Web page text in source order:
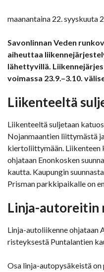
maanantaina 22. syyskuuta
Savonlinnan Veden
aiheuttaa
lähettyvillä.
voimassa 23.9.–3.10.
Liikenteeltä
Liikenteeltä suljetaan
Nojanmaantien liittymästä
kiertoliittymään. Liikenteen
ohjataan Enonkosken
kautta. Kaupungin
Prisman parkkipaikalle on
Linja-autoreitin
Linja-autoliikenne ohjataan
risteyksestä Puntalantien
Osa linja-autopysäkeistä